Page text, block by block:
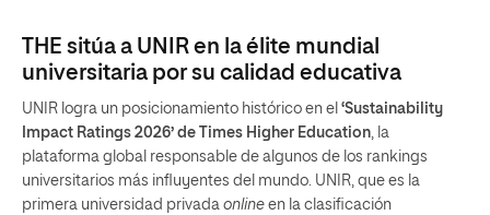
THE sitúa a UNIR en la élite mundial
universitaria por su calidad educativa
UNIR logra un posicionamiento histórico en el ‘Sustainability
Impact Ratings 2026’ de Times Higher Education, la
plataforma global responsable de algunos de los rankings
universitarios más influyentes del mundo. UNIR, que es la
primera universidad privada online en la clasificación